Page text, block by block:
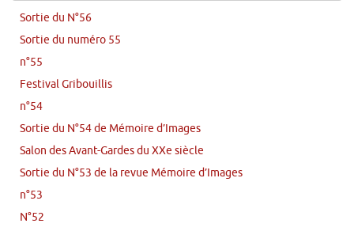
Sortie du N°56
Sortie du numéro 55
n°55
Festival Gribouillis
n°54
Sortie du N°54 de Mémoire d’Images
Salon des Avant-Gardes du XXe siècle
Sortie du N°53 de la revue Mémoire d’Images
n°53
N°52